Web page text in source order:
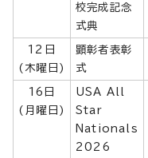
校完成記念
式典
12日
(木曜日)
顕彰者表彰
式
16日
(月曜日)
USA All
Star
Nationals
2026